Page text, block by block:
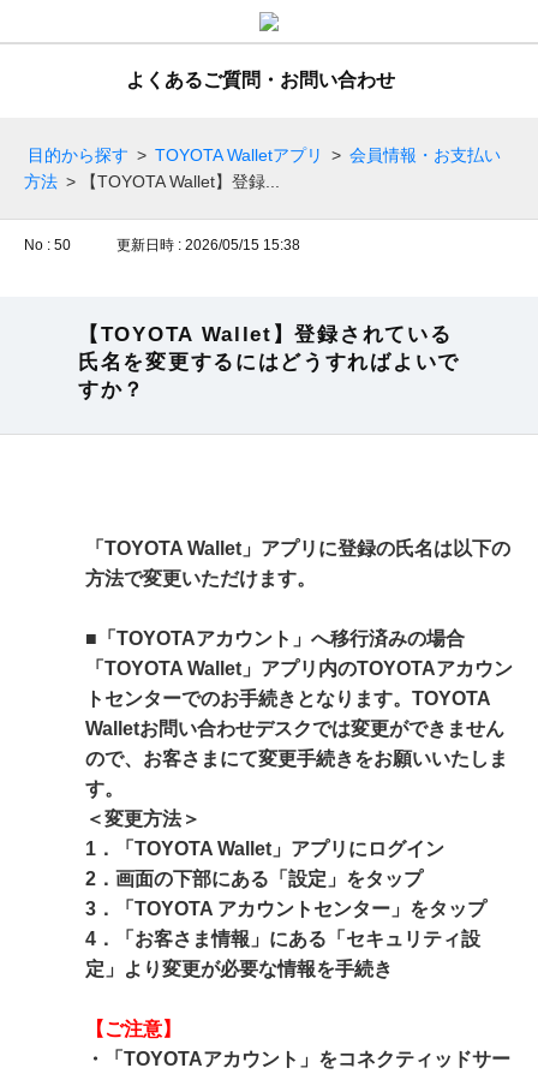
よくあるご質問・お問い合わせ
目的から探す > TOYOTA Walletアプリ > 会員情報・お支払い
方法 > 【TOYOTA Wallet】登録...
No : 50 更新日時 : 2026/05/15 15:38
【TOYOTA Wallet】登録されている
氏名を変更するにはどうすればよいで
すか？
「TOYOTA Wallet」アプリに登録の氏名は以下の
方法で変更いただけます。
■「TOYOTAアカウント」へ移行済みの場合
「TOYOTA Wallet」アプリ内のTOYOTAアカウン
トセンターでのお手続きとなります。TOYOTA
Walletお問い合わせデスクでは変更ができません
ので、お客さまにて変更手続きをお願いいたしま
す。
＜変更方法＞
1．「TOYOTA Wallet」アプリにログイン
2．画面の下部にある「設定」をタップ
3．「TOYOTA アカウントセンター」をタップ
4．「お客さま情報」にある「セキュリティ設
定」より変更が必要な情報を手続き
【ご注意】
・「TOYOTAアカウント」をコネクティッドサー